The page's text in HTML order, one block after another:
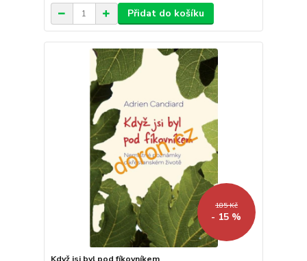
Přidat do košíku
185 Kč
- 15 %
Když jsi byl pod fíkovníkem